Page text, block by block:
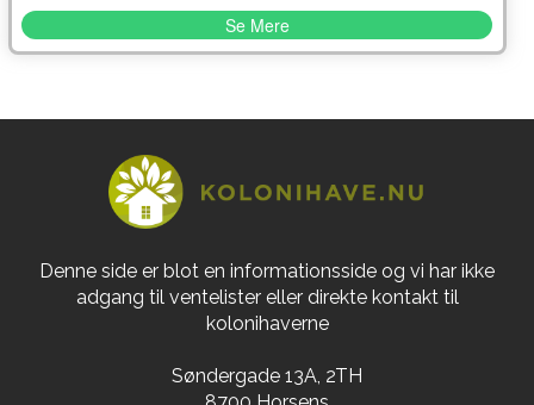
Se Mere
Denne side er blot en informationsside og vi har ikke
adgang til ventelister eller direkte kontakt til
kolonihaverne
Søndergade 13A, 2TH